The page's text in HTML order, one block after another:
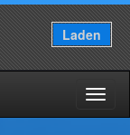
Laden